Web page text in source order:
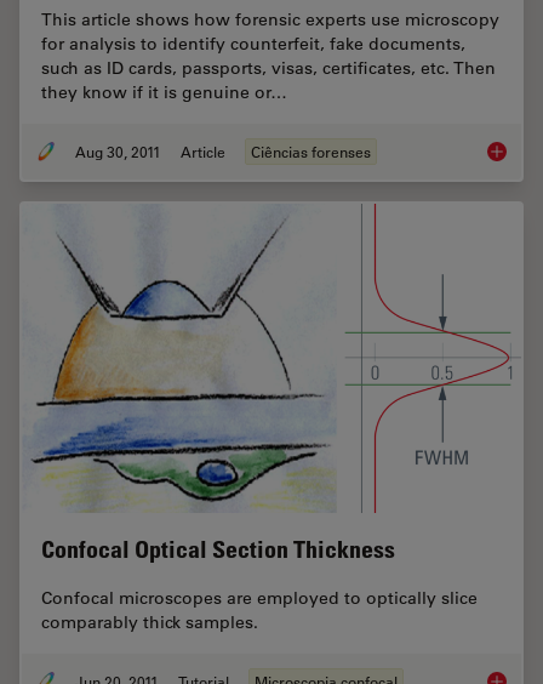
This article shows how forensic experts use microscopy
for analysis to identify counterfeit, fake documents,
such as ID cards, passports, visas, certificates, etc. Then
they know if it is genuine or…
Aug 30, 2011 Article Ciências forenses Is that
Confocal Optical Section Thickness
Confocal microscopes are employed to optically slice
comparably thick samples.